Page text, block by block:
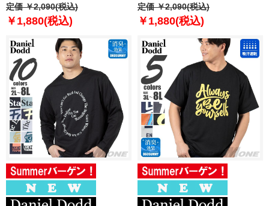
2504pt2 【t2502】
定価 ￥2,090(税込)
￥1,880(税込)
2504pt3 【t2502】
定価 ￥2,090(税込)
￥1,880(税込)